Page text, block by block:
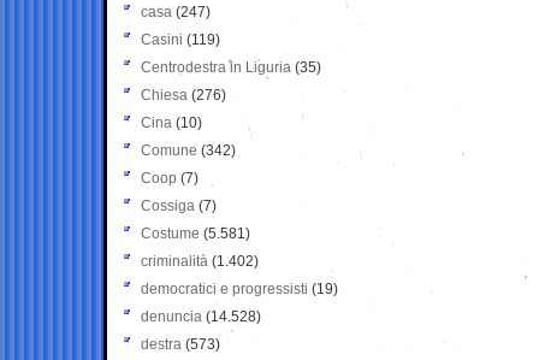
casa (247)
Casini (119)
Centrodestra in Liguria (35)
Chiesa (276)
Cina (10)
Comune (342)
Coop (7)
Cossiga (7)
Costume (5.581)
criminalità (1.402)
democratici e progressisti (19)
denuncia (14.528)
destra (573)